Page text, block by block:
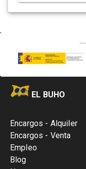
EL BUHO
Encargos - Alquiler
Encargos - Venta
Empleo
Blog